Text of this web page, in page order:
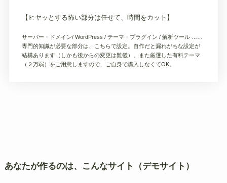
【ヒヤッとする怖い部分は任せて、時間をカット】
サーバー・ドメイン/ WordPress / テーマ・プラグイン / 解析ツール ……
専門的知識が必要な部分は、こちらで設定。自作だと漏れがちな設定が
結構あります（しかも後からの変更は難儀）。また厳選した有料テーマ
（２万弱）をご用意しますので、ご自身で購入しなくてOK。
あなたが作るのは、こんなサイト（デモサイト）